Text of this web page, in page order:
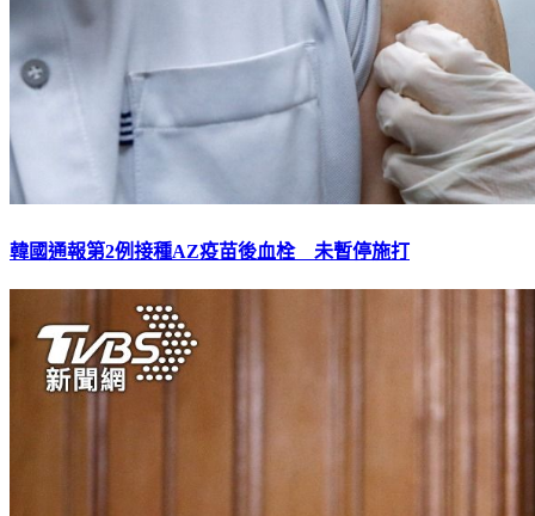
韓國通報第2例接種AZ疫苗後血栓 未暫停施打